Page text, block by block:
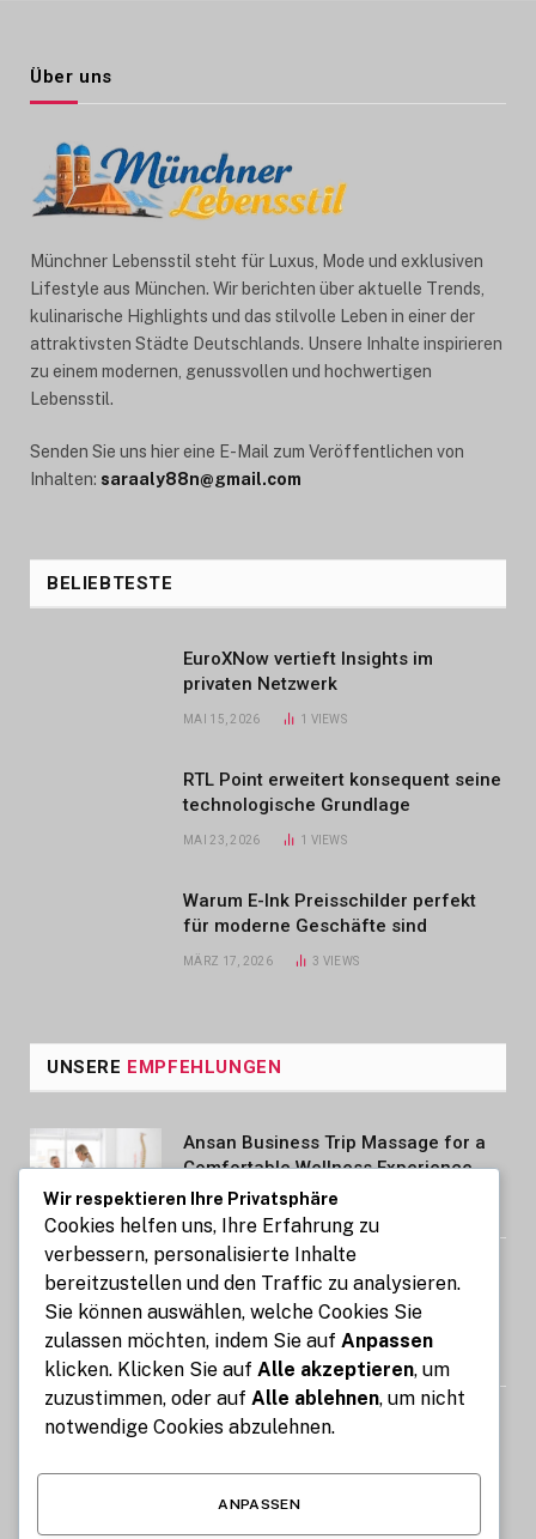
Über uns
Münchner Lebensstil steht für Luxus, Mode und exklusiven
Lifestyle aus München. Wir berichten über aktuelle Trends,
kulinarische Highlights und das stilvolle Leben in einer der
attraktivsten Städte Deutschlands. Unsere Inhalte inspirieren
zu einem modernen, genussvollen und hochwertigen
Lebensstil.
Senden Sie uns hier eine E-Mail zum Veröffentlichen von
Inhalten: saraaly88n@gmail.com
BELIEBTESTE
EuroXNow vertieft Insights im
privaten Netzwerk
MAI 15, 2026 1 VIEWS
RTL Point erweitert konsequent seine
technologische Grundlage
MAI 23, 2026 1 VIEWS
Warum E-Ink Preisschilder perfekt
für moderne Geschäfte sind
MÄRZ 17, 2026 3 VIEWS
UNSERE EMPFEHLUNGEN
Ansan Business Trip Massage for a
Comfortable Wellness Experience
AUGUST 7, 2026
Kennzeichen express: So gelingt die
Kfz-Zulassung in nur 15 Minuten
online
Image Compressor: Reduce Image
Wir respektieren Ihre Privatsphäre
Cookies helfen uns, Ihre Erfahrung zu
verbessern, personalisierte Inhalte
bereitzustellen und den Traffic zu analysieren.
Sie können auswählen, welche Cookies Sie
zulassen möchten, indem Sie auf Anpassen
klicken. Klicken Sie auf Alle akzeptieren, um
zuzustimmen, oder auf Alle ablehnen, um nicht
notwendige Cookies abzulehnen.
ANPASSEN